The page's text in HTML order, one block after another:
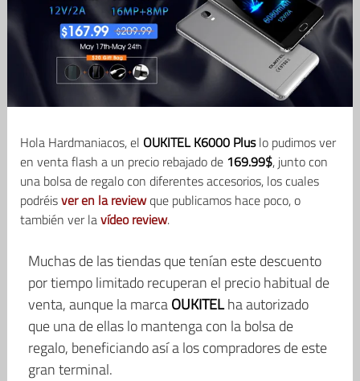
Hola Hardmaniacos, el OUKITEL K6000 Pluslo pudimos ver
en venta flash a un precio rebajado de 169.99$, junto con
una bolsa de regalo con diferentes accesorios, los cuales
podréisver en la reviewque publicamos hace poco, o
también ver lavídeo review.
Muchas de las tiendas que tenían este descuento
por tiempo limitado recuperan el precio habitual de
venta, aunque la marcaOUKITELha autorizado
que una de ellas lo mantenga con la bolsa de
regalo, beneficiando así a los compradores de este
gran terminal.